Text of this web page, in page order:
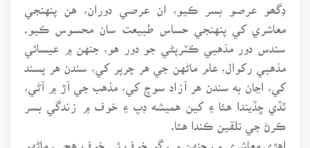
ڊگھو عرصو بسر ڪيو، ان عرصي دوران، هن پنهنجي
معاشري کي پنهنجي حساس طبيعت سان محسوس ڪيو.
سندس دور مذهبي ڪٽرپڻي جو دور هو، جنهن ۾ عيسائي
مذهبي رکوال، عام ماڻهن جي هر چرپر کي، سندن هر پسند
کي، اڃان به سندن هر آزاد سوچ کي، مذهب جي آڙ ۾ آڻي،
ٿڏي ڇڏيندا هئا ۽ کين هميشه ڊپ ۽ خوف ۾ زندگي بسر
ڪرڻ جي تلقين ڪندا هئا.
اهڙي معاشري ۾، جنهن ۾ رڳو خوف ئي خوف هجي، ماڻهو